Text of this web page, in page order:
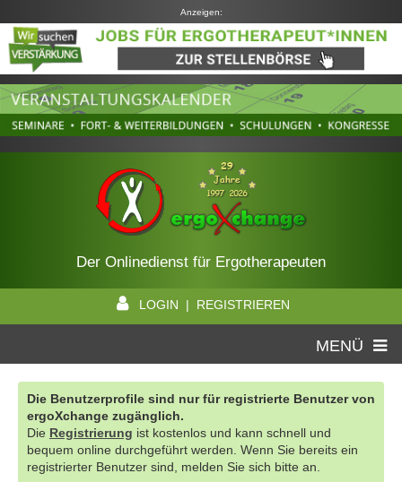
Anzeigen:
Der Onlinedienst für Ergotherapeuten
LOGIN | REGISTRIEREN
MENÜ
Die Benutzerprofile sind nur für registrierte Benutzer von
ergoXchange zugänglich.
Die Registrierung ist kostenlos und kann schnell und
bequem online durchgeführt werden. Wenn Sie bereits ein
registrierter Benutzer sind, melden Sie sich bitte an.